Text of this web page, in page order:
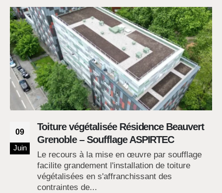
09
Juin
Toiture végétalisée Résidence Beauvert
Grenoble – Soufflage ASPIRTEC
Le recours à la mise en œuvre par soufflage
facilite grandement l'installation de toiture
végétalisées en s'affranchissant des
contraintes de...